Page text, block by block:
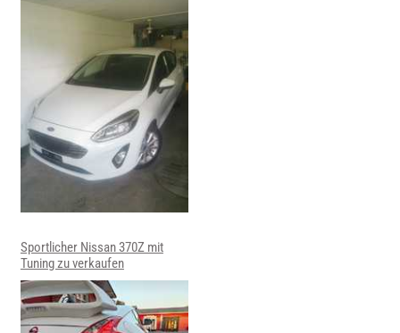
Sportlicher Nissan 370Z mit
Tuning zu verkaufen